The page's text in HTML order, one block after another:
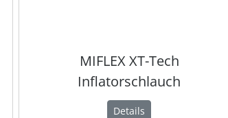
MIFLEX XT-Tech
Inflatorschlauch
Details